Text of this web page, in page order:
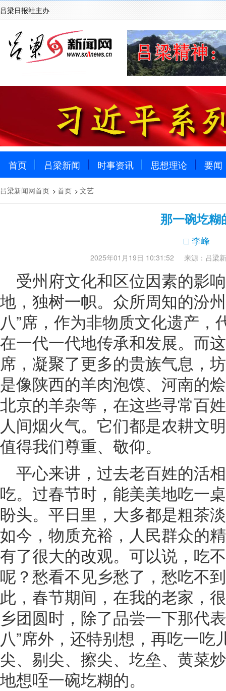
吕梁日报社主办
首页 吕梁新闻 时事资讯 思想理论 要闻
吕梁新闻网首页 > 首页 > 文艺
那一碗圪糊
□ 李峰
2025年01月19日 10:31:52 来源：吕梁
受州府文化和区位因素的影
地，独树一帜。众所周知的汾
八”席，作为非物质文化遗产
在一代一代地传承和发展。而
席，凝聚了更多的贵族气息，
是像陕西的羊肉泡馍、河南的
北京的羊杂等，在这些寻常百
人间烟火气。它们都是农耕文
值得我们尊重、敬仰。
平心来讲，过去老百姓的活
吃。过春节时，能美美地吃一
盼头。平日里，大多都是粗茶
如今，物质充裕，人民群众的
有了很大的改观。可以说，吃
呢？愁看不见乡愁了，愁吃不
此，春节期间，在我的老家，
乡团圆时，除了品尝一下那代
八”席外，还特别想，再吃一吃
尖、剔尖、擦尖、圪垒、黄菜
地想咥一碗圪糊的。